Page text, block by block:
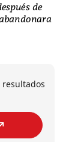
de